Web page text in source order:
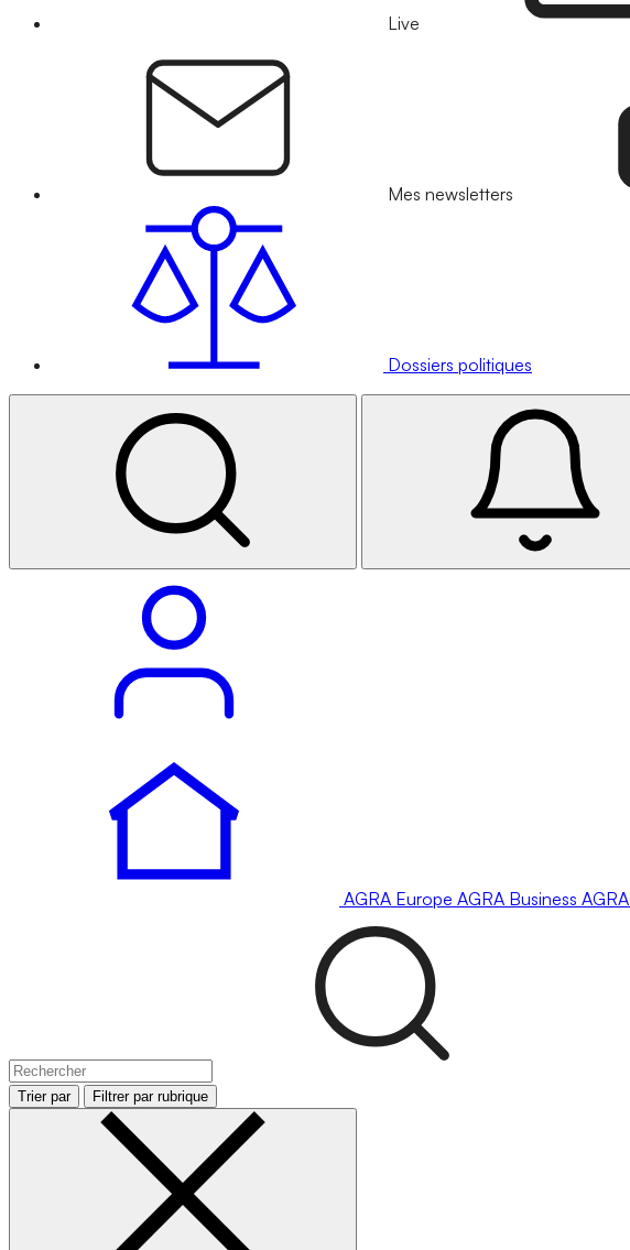
Live
Mes newsletters
Dossiers politiques
AGRA Europe AGRA Business AGRA
Trier par Filtrer par rubrique